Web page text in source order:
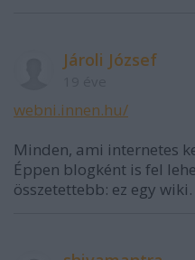
Jároli József
webni.innen.hu/
Minden, ami internetes
Éppen blogként is fel
összetettebb: ez egy wiki.